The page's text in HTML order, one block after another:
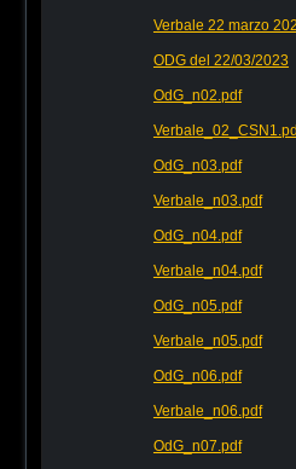
Verbale 22 marzo
ODG del 22/03/2023
OdG_n02.pdf
OdG_n03.pdf
Verbale_n03.pdf
OdG_n04.pdf
Verbale_n04.pdf
OdG_n05.pdf
Verbale_n05.pdf
OdG_n06.pdf
Verbale_n06.pdf
OdG_n07.pdf